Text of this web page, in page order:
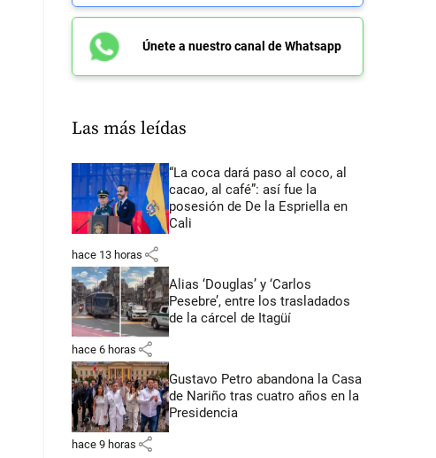
Únete a nuestro canal de Whatsapp
Las más leídas
“La coca dará paso al coco, al
cacao, al café”: así fue la
posesión de De la Espriella en
Cali
hace 13 horas share
Alias ‘Douglas’ y ‘Carlos
Pesebre’, entre los trasladados
de la cárcel de Itagüí
hace 6 horas share
Gustavo Petro abandona la Casa
de Nariño tras cuatro años en la
Presidencia
hace 9 horas share